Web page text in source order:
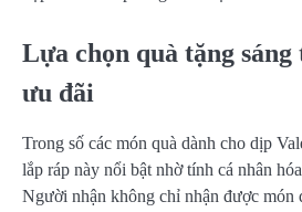
Lựa chọn quà tặng
ưu đãi
Trong số các món quà dành cho dịp
lắp ráp này nổi bật nhờ tính cá nhân
Người nhận không chỉ nhận được món